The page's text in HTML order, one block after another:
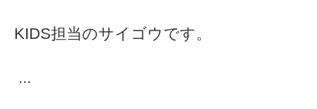
KIDS担当のサイゴウです。
...